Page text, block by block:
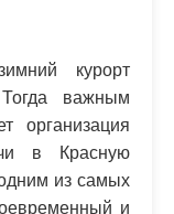
курорт
важным
организация
в Красную
из самых
и